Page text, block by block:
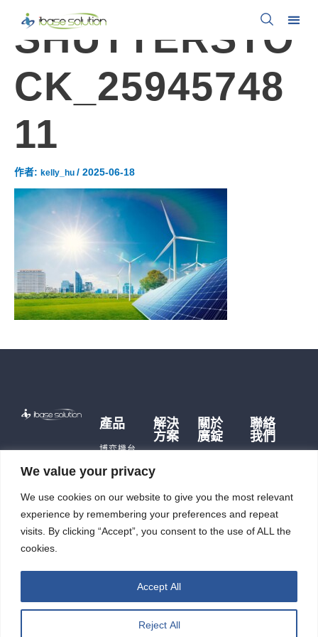
We value your privacy
We use cookies on our website to give you the most relevant
experience by remembering your preferences and repeat
visits. By clicking “Accept”, you consent to the use of ALL the
cookies.
Reject All
Accept All
SHUTTERSTO
CK_25945748
11
作者: kelly_hu / 2025-06-18
產品
博弈機台
遊戲主機
充電樁
觸控平板
電腦
解決
方案
體
用
智能自
動化
關於
廣錠
公司據點
力
廣錠徵才
聯絡
我們
即時訊
投資人
專區
廣錠股份有限公司 版權所有2026 © All rights reserved.